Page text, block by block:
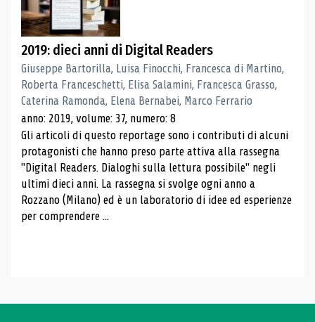
2019: dieci anni di Digital Readers
Giuseppe Bartorilla, Luisa Finocchi, Francesca di Martino,
Roberta Franceschetti, Elisa Salamini, Francesca Grasso,
Caterina Ramonda, Elena Bernabei, Marco Ferrario
anno: 2019, volume: 37, numero: 8
Gli articoli di questo reportage sono i contributi di alcuni
protagonisti che hanno preso parte attiva alla rassegna
"Digital Readers. Dialoghi sulla lettura possibile" negli
ultimi dieci anni. La rassegna si svolge ogni anno a
Rozzano (Milano) ed è un laboratorio di idee ed esperienze
per comprendere ...